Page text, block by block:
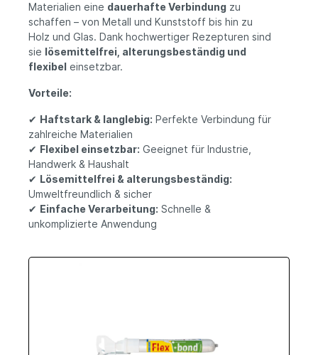
Materialien eine dauerhafte Verbindung zu
schaffen – von Metall und Kunststoff bis hin zu
Holz und Glas. Dank hochwertiger Rezepturen sind
sie lösemittelfrei, alterungsbeständig und
flexibel einsetzbar.
Vorteile:
✔ Haftstark & langlebig: Perfekte Verbindung für
zahlreiche Materialien
✔ Flexibel einsetzbar: Geeignet für Industrie,
Handwerk & Haushalt
✔ Lösemittelfrei & alterungsbeständig:
Umweltfreundlich & sicher
✔ Einfache Verarbeitung: Schnelle &
unkomplizierte Anwendung